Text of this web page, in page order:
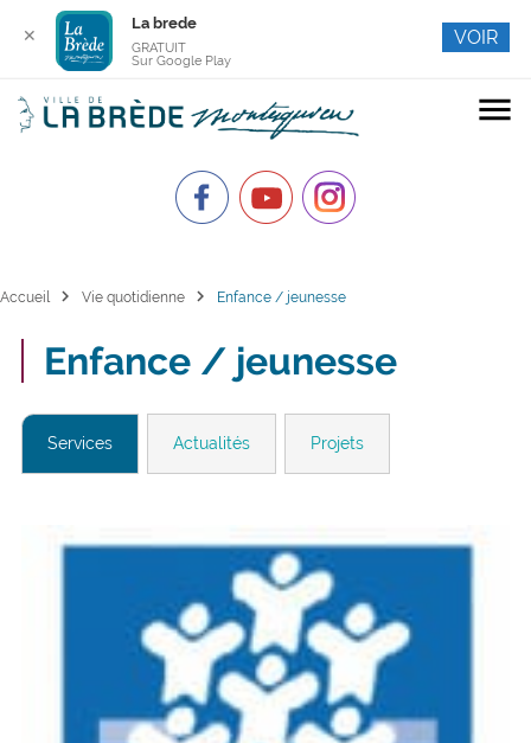
menu
Accueil chevron_right Vie quotidienne chevron_right Enfance / jeunesse
Enfance / jeunesse
Services Actualités Projets
✕
La brede
GRATUIT
Sur Google Play
VOIR